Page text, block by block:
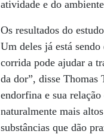
atividade e do
Os resultados do
Um deles já está
corrida pode ajudar a
da dor”, disse Thomas
endorfina e sua
naturalmente mais
substâncias que dão